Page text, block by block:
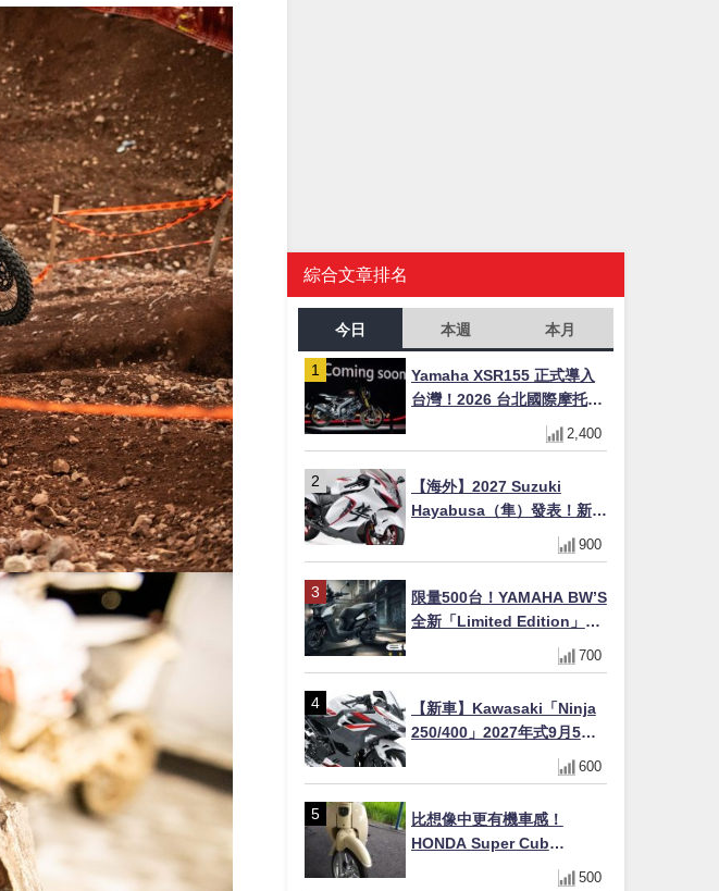
綜合文章排名
今日 本週 本月
Yamaha XSR155 正式導入
台灣！2026 台北國際摩托車
展亮相，70 週年紀念版
YZF-R 系列限量追加販售
2,400
【海外】2027 Suzuki
Hayabusa（隼）發表！新增
Special Edition 特仕版，全
新珍珠白塗裝與專屬配備登
900
限量500台！YAMAHA BW’S
全新「Limited Edition」都
市探索限定色 GOOPiMADE
聯名包同步登場
700
【新車】Kawasaki「Ninja
250/400」2027年式9月5日
日本發售！新塗裝登場×價格
不變×輔助滑動式離合器
600
比想像中更有機車感！
HONDA Super Cub
110【Webike愛車精選】
500